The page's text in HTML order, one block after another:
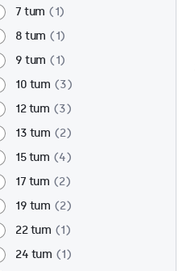
7 tum
1
8 tum
1
9 tum
1
10 tum
3
12 tum
3
13 tum
2
15 tum
4
17 tum
2
19 tum
2
22 tum
1
24 tum
1